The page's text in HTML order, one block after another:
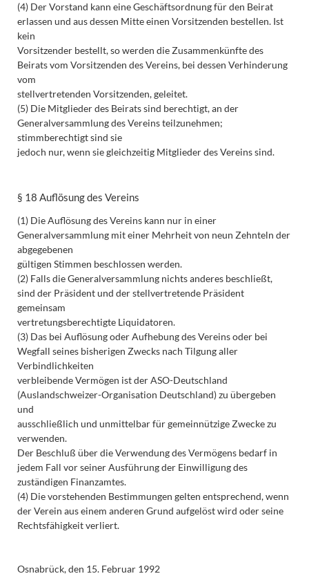
(4) Der Vorstand kann eine Geschäftsordnung für den Beirat
erlassen und aus dessen Mitte einen Vorsitzenden bestellen. Ist
kein
Vorsitzender bestellt, so werden die Zusammenkünfte des
Beirats vom Vorsitzenden des Vereins, bei dessen Verhinderung
vom
stellvertretenden Vorsitzenden, geleitet.
(5) Die Mitglieder des Beirats sind berechtigt, an der
Generalversammlung des Vereins teilzunehmen;
stimmberechtigt sind sie
jedoch nur, wenn sie gleichzeitig Mitglieder des Vereins sind.
§ 18 Auflösung des Vereins
(1) Die Auflösung des Vereins kann nur in einer
Generalversammlung mit einer Mehrheit von neun Zehnteln der
abgegebenen
gültigen Stimmen beschlossen werden.
(2) Falls die Generalversammlung nichts anderes beschließt,
sind der Präsident und der stellvertretende Präsident
gemeinsam
vertretungsberechtigte Liquidatoren.
(3) Das bei Auflösung oder Aufhebung des Vereins oder bei
Wegfall seines bisherigen Zwecks nach Tilgung aller
Verbindlichkeiten
verbleibende Vermögen ist der ASO-Deutschland
(Auslandschweizer-Organisation Deutschland) zu übergeben
und
ausschließlich und unmittelbar für gemeinnützige Zwecke zu
verwenden.
Der Beschluß über die Verwendung des Vermögens bedarf in
jedem Fall vor seiner Ausführung der Einwilligung des
zuständigen Finanzamtes.
(4) Die vorstehenden Bestimmungen gelten entsprechend, wenn
der Verein aus einem anderen Grund aufgelöst wird oder seine
Rechtsfähigkeit verliert.
Osnabrück, den 15. Februar 1992